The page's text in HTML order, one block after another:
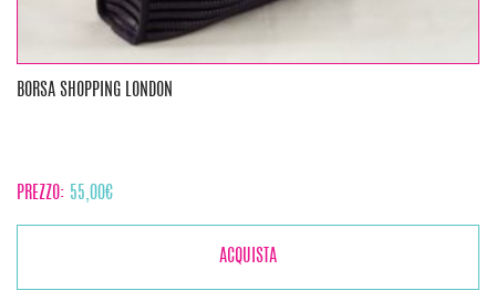
BORSA SHOPPING LONDON
PREZZO: 55,00€
ACQUISTA